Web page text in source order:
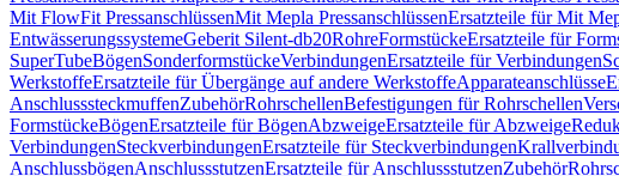
Mit FlowFit PressanschlüssenMit Mepla PressanschlüssenErsatzteile für Mit
EntwässerungssystemeGeberit Silent-db20RohreFormstückeErsatzteile für
SuperTubeBögenSonderformstückeVerbindungenErsatzteile für Verbindungen
WerkstoffeErsatzteile für Übergänge auf andere WerkstoffeApparateanschlüsse
AnschlusssteckmuffenZubehörRohrschellenBefestigungen für Rohrschellen
FormstückeBögenErsatzteile für BögenAbzweigeErsatzteile für Abzweige
VerbindungenSteckverbindungenErsatzteile für Steckverbindungen
AnschlussbögenAnschlussstutzenErsatzteile für AnschlussstutzenZubehör